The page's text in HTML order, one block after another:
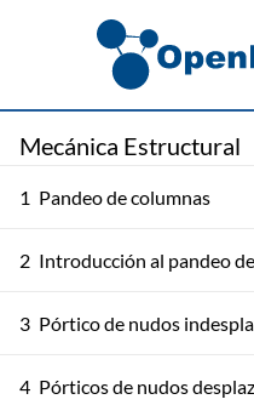
Mecánica Estructural
1 Pandeo de columnas
2 Introducción al pandeo
3 Pórtico de nudos
4 Pórticos de nudos